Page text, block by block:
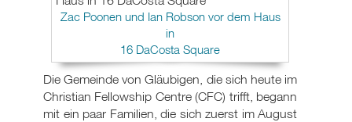
Zac Poonen und Ian Robson vor dem Haus
in
16 DaCosta Square
Die Gemeinde von Gläubigen, die sich heute im
Christian Fellowship Centre (CFC) trifft, begann
mit ein paar Familien, die sich zuerst im August